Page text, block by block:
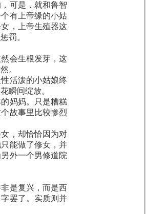
可是，就和鲁智
有上帝缘的小姑
，上帝生殖器这
罚。
会生根发芽，这
。
活泼的小姑娘终
瞬间绽放。
妈妈。只是糟糕
故事里比较惨烈
，却恰恰因为对
能做了修女，并
外一个男修道院
是复兴，而是西
罢了。实质则并